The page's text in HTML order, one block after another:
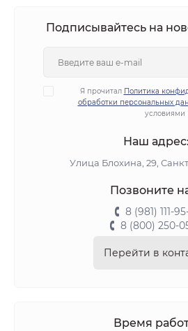
Подписывайтесь на
Я прочитал Политика
обработки персональных
условиями
Наш адрес:
Улица Блохина, 29,
Позвоните
8 (981) 111-
8 (800) 250-
Перейти в
Время